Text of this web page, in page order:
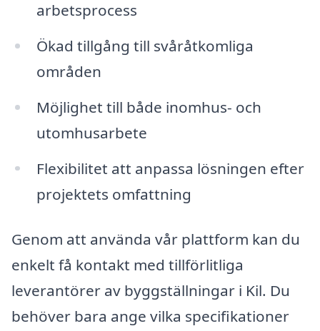
arbetsprocess
Ökad tillgång till svåråtkomliga
områden
Möjlighet till både inomhus- och
utomhusarbete
Flexibilitet att anpassa lösningen efter
projektets omfattning
Genom att använda vår plattform kan du
enkelt få kontakt med tillförlitliga
leverantörer av byggställningar i Kil. Du
behöver bara ange vilka specifikationer